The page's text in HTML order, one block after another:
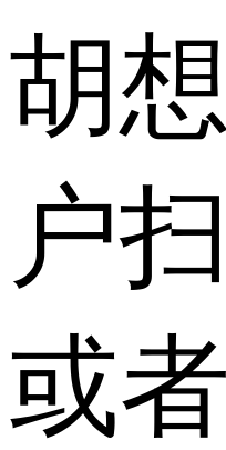
胡
户
或